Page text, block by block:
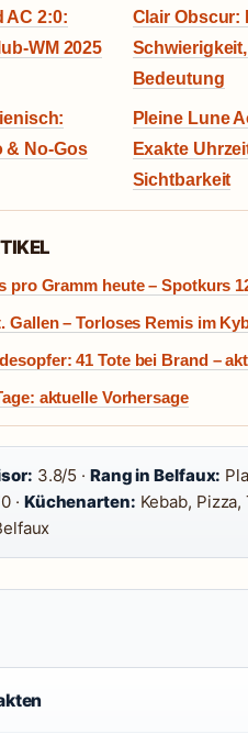
AC 2:0:
WM 2025
Clair Obscur:
Bedeutung
& No-Gos
Pleine Lune
Exakte
Sichtbarkeit
pro Gramm heute – Spotkurs
Gallen – Torloses Remis im
41 Tote bei Brand –
aktuelle Vorhersage
3.8/5 · Rang in Belfaux:
· Küchenarten: Kebab,